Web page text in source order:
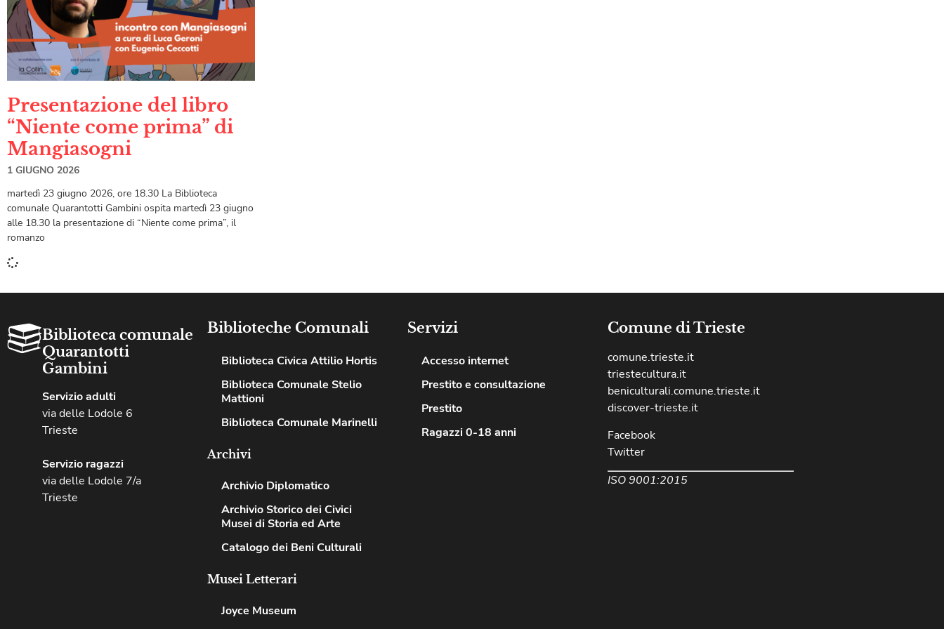
Presentazione del libro
“Niente come prima” di
Mangiasogni
1 GIUGNO 2026
martedì 23 giugno 2026, ore 18.30 La Biblioteca
comunale Quarantotti Gambini ospita martedì 23 giugno
alle 18.30 la presentazione di “Niente come prima”, il
romanzo
Biblioteca comunale
Quarantotti
Gambini
Servizio adulti
via delle Lodole 6
Trieste
Servizio ragazzi
via delle Lodole 7/a
Trieste
Biblioteche Comunali
Biblioteca Civica Attilio Hortis
Biblioteca Comunale Stelio
Mattioni
Biblioteca Comunale Marinelli
Archivi
Archivio Diplomatico
Archivio Storico dei Civici
Musei di Storia ed Arte
Catalogo dei Beni Culturali
Musei Letterari
Joyce Museum
Servizi
Accesso internet
Prestito e consultazione
Prestito
Ragazzi 0-18 anni
Comune di Trieste
comune.trieste.it
triestecultura.it
beniculturali.comune.trieste.it
discover-trieste.it
Facebook
Twitter
ISO 9001:2015